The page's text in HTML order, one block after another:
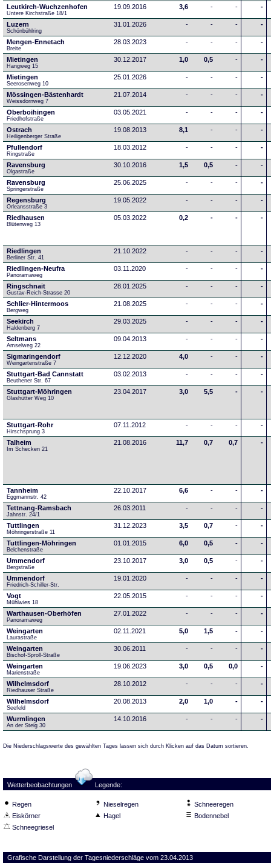
Leutkirch-Wuchzenhofen
Untere Kirchstraße 18/1
19.09.2016 3,6 - - -
Luzern
Schönbühlring
31.01.2026 - - - -
Mengen-Ennetach
Breite
28.03.2023 - - - -
Mietingen
Hangweg 15
30.12.2017 1,0 0,5 - -
Mietingen
Seerosenweg 10
25.01.2026 - - - -
Mössingen-Bästenhardt
Weissdornweg 7
21.07.2014 - - - -
Oberboihingen
Friedhofstraße
03.05.2021 - - - -
Ostrach
Heiligenberger Straße
19.08.2013 8,1 - - -
Pfullendorf
Ringstraße
18.03.2012 - - - -
Ravensburg
Olgastraße
30.10.2016 1,5 0,5 - -
Ravensburg
Springerstraße
25.06.2025 - - - -
Regensburg
Orleansstraße 3
19.05.2022 - - - -
Riedhausen
Blütenweg 13
05.03.2022 0,2 - - -
Riedlingen
Berliner Str. 41
21.10.2022 - - - -
Riedlingen-Neufra
Panoramaweg
03.11.2020 - - - -
Ringschnait
Gustav-Reich-Strasse 20
28.01.2025 - - - -
Schlier-Hintermoos
Bergweg
21.08.2025 - - - -
Seekirch
Haldenberg 7
29.03.2025 - - - -
Seltmans
Amselweg 22
09.04.2013 - - - -
Sigmaringendorf
Weingartenstraße 7
12.12.2020 4,0 - - -
Stuttgart-Bad Cannstatt
Beuthener Str. 67
03.02.2013 - - - -
Stuttgart-Möhringen
Glashütter Weg 10
23.04.2017 3,0 5,5 - -
Stuttgart-Rohr
Hirschsprung 3
07.11.2012 - - - -
Talheim
Im Schecken 21
21.08.2016 11,7 0,7 0,7 -
Tannheim
Eggmannstr. 42
22.10.2017 6,6 - - -
Tettnang-Ramsbach
Jahnstr. 24/1
26.03.2011 - - - -
Tuttlingen
Möhringerstraße 11
31.12.2023 3,5 0,7 - -
Tuttlingen-Möhringen
Belchenstraße
01.01.2015 6,0 0,5 - -
Ummendorf
Bergstraße
23.10.2017 3,0 0,5 - -
Ummendorf
Friedrich-Schiller-Str.
19.01.2020 - - - -
Vogt
Mühlwies 18
22.05.2015 - - - -
Warthausen-Oberhöfen
Panoramaweg
27.01.2022 - - - -
Weingarten
Laurastraße
02.11.2021 5,0 1,5 - -
Weingarten
Bischof-Sproll-Straße
30.06.2011 - - - -
Weingarten
Marienstraße
19.06.2023 3,0 0,5 0,0 -
Wilhelmsdorf
Riedhauser Straße
28.10.2012 - - - -
Wilhelmsdorf
Seefeld
20.08.2013 2,0 1,0 - -
Wurmlingen
An der Steig 30
14.10.2016 - - - -
Die Niederschlagswerte des gewählten Tages lassen sich durch Klicken auf das Datum sortieren.
Wetterbeobachtungen Legende:
Regen Nieselregen
Schneeregen
Eiskörner
Hagel
Bodennebel
Schneegriesel
Grafische Darstellung der Tagesniederschläge vom 23.04.2013